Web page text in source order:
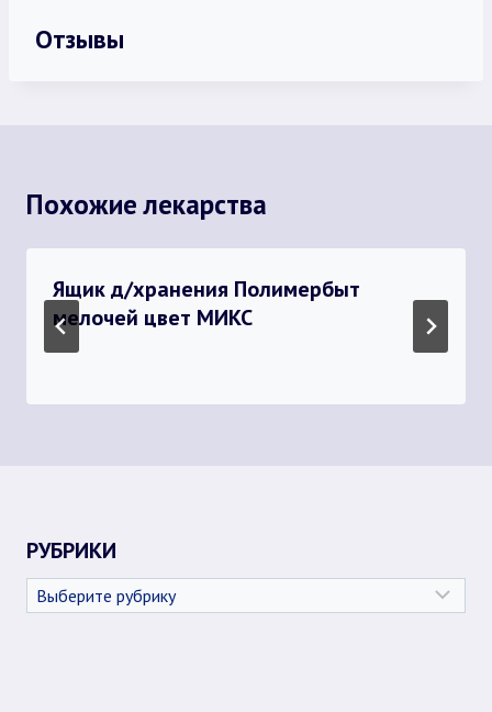
Отзывы
Похожие лекарства
Ящик д/хранения Полимербыт
мелочей цвет МИКС
РУБРИКИ
Рубрики